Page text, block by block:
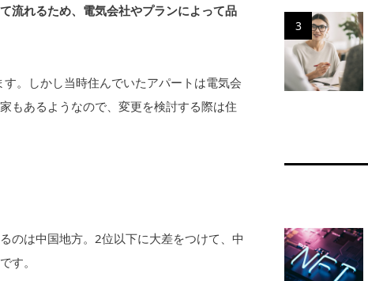
流れるため、電気会社やプランによって品
。しかし当時住んでいたアパートは電気会
もあるようなので、変更を検討する際は住
のは中国地方。2位以下に大差をつけて、中
す。
3